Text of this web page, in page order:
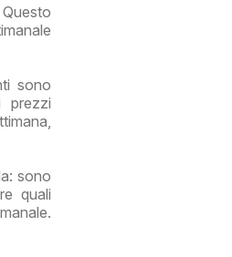
sono
prezzi
sono
quali